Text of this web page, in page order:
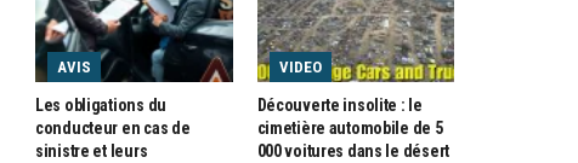
AVIS
Les obligations du
conducteur en cas de
sinistre et leurs
VIDEO
Découverte insolite : le
cimetière automobile de 5
000 voitures dans le désert